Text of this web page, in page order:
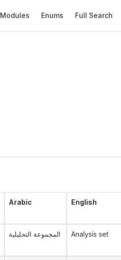
Modules Enums Full Search
Arabic English
المجموعة التحليلية Analysis set